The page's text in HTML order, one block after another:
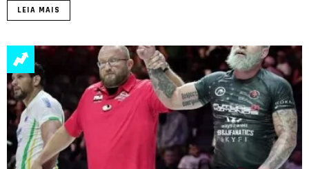
LEIA MAIS